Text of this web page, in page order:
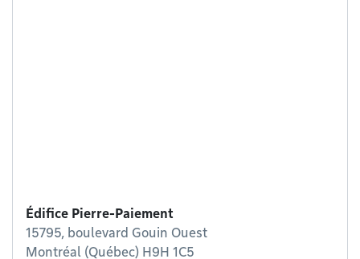
Édifice Pierre-Paiement
15795, boulevard Gouin Ouest
Montréal (Québec) H9H 1C5